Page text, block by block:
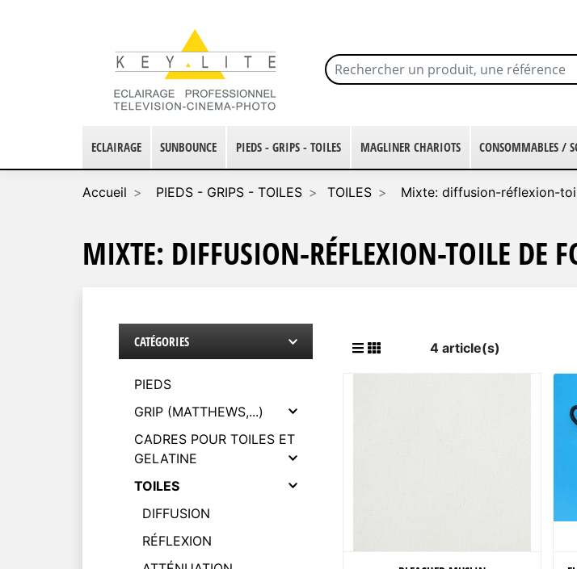
ECLAIRAGE SUNBOUNCE PIEDS - GRIPS - TOILES MAGLINER CHARIOTS CONSOMMABLES /
Accueil PIEDS - GRIPS - TOILES TOILES Mixte: diffusion-réflexion-
MIXTE: DIFFUSION-RÉFLEXION-TOILE DE
CATÉGORIES
PIEDS
GRIP (MATTHEWS,...)
CADRES POUR TOILES ET
GELATINE
TOILES
DIFFUSION
RÉFLEXION
4 article(s)